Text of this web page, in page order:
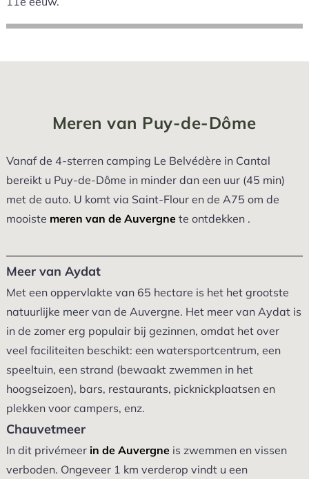
Meren van Puy-de-Dôme
Vanaf de 4-sterren camping Le Belvédère in Cantal
bereikt u Puy-de-Dôme in minder dan een uur (45 min)
met de auto. U komt via Saint-Flour en de A75 om de
mooiste meren van de Auvergnete ontdekken .
Meer van Aydat
Met een oppervlakte van 65 hectare is het het grootste
natuurlijke meer van de Auvergne. Het meer van Aydat is
in de zomer erg populair bij gezinnen, omdat het over
veel faciliteiten beschikt: een watersportcentrum, een
speeltuin, een strand (bewaakt zwemmen in het
hoogseizoen), bars, restaurants, picknickplaatsen en
plekken voor campers, enz.
Chauvetmeer
In dit privémeer in de Auvergneis zwemmen en vissen
verboden. Ongeveer 1 km verderop vindt u een